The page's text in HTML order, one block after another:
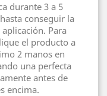
durante 3 a 5
conseguir la
Para
el producto a
2 manos en
una perfecta
antes de
encima.